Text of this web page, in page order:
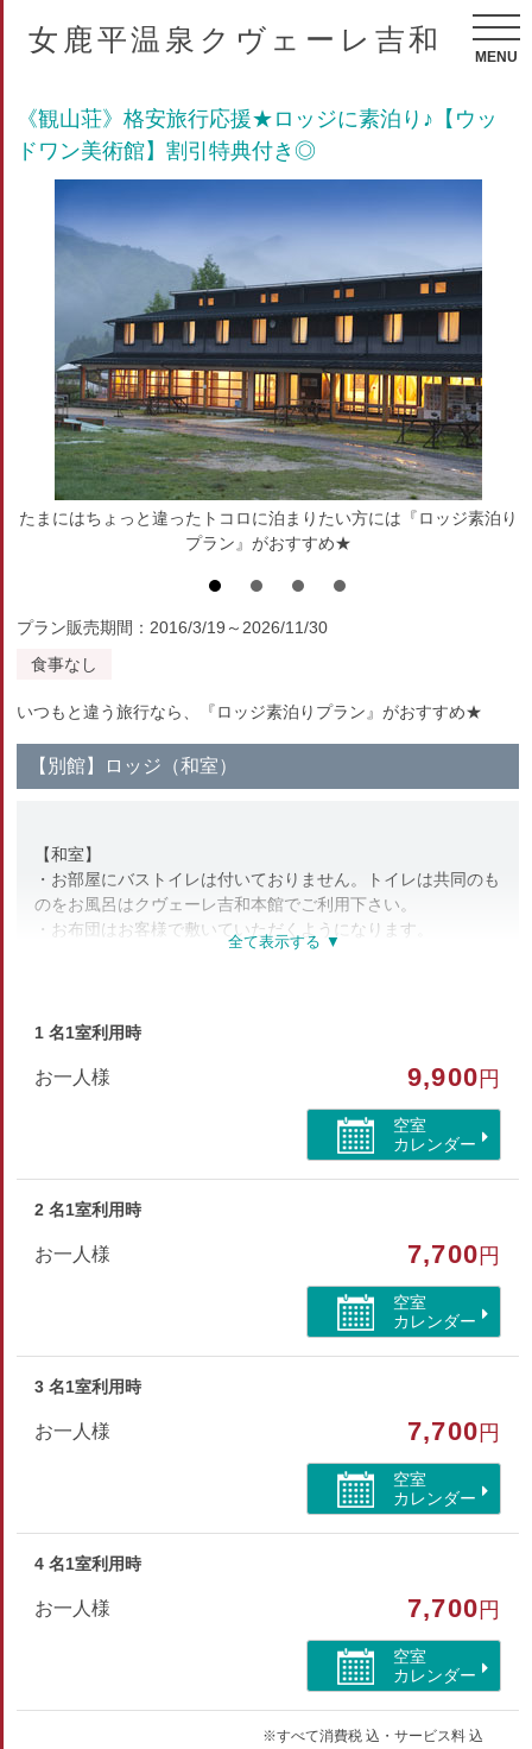
女鹿平温泉クヴェーレ吉和
MENU
《観山荘》格安旅行応援★ロッジに素泊り♪【ウッ
ドワン美術館】割引特典付き◎
たまにはちょっと違ったトコロに泊まりたい方には『ロッジ素泊り
プラン』がおすすめ★
プラン販売期間：2016/3/19～2026/11/30
食事なし
いつもと違う旅行なら、『ロッジ素泊りプラン』がおすすめ★
【別館】ロッジ（和室）
【和室】
・お部屋にバストイレは付いておりません。トイレは共同のも
のをお風呂はクヴェーレ吉和本館でご利用下さい。
・お布団はお客様で敷いていただくようになります。
・ロッジ観山荘は別館になります。
部屋種別
1 名1室利用時
お一人様 9,900 円
空室
カレンダー
2 名1室利用時
お一人様 7,700 円
空室
カレンダー
3 名1室利用時
お一人様 7,700 円
空室
カレンダー
4 名1室利用時
お一人様 7,700 円
空室
カレンダー
※すべて消費税 込・サービス料 込